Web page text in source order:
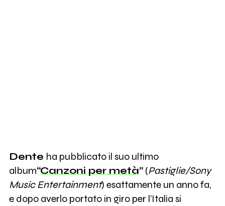
Dente ha pubblicato il suo ultimo
album“Canzoni per metà”(Pastiglie/Sony
Music Entertainment) esattamente un anno fa,
e dopo averlo portato in giro per l’Italia si